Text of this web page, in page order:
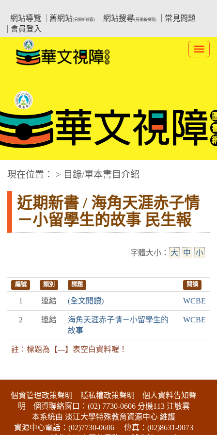
要
網站導覽
舊網站(另開新視窗) 網站搜尋(另開新視窗)
常見問題
會員登入
:::中央區塊
華文視障電子圖書網
現在位置： > 目錄/單本書目介紹
近期新書 / 海角天涯赤子情
－小留學生的故事 民生報
字體大小： 大 中 小
編號 類別 標題 閱讀
1 連結 (全文閱讀) WCBE
2 連結
海角天涯赤子情－小留學生的
故事
WCBE
註：標題為【---】表空白資料喔！
個資管理政策聲明 隱私權政策聲明
個人資料告知聲
明 個資聯絡窗口：(02) 7730-0606 分機113 江敏雲
本系統由 淡江大學特殊教育資源中心 維護
資源中心電話：(02)7730-0606
傳真：(02)8631-9073